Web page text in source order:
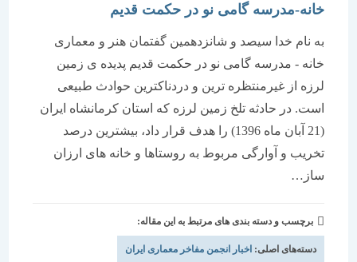
خانه-مدرسه گامی نو در حکمت قدیم
به نام خدا سیصد و شانزدهمین گفتمان هنر و معماری
خانه - مدرسه گامی نو در حکمت قدیم پدیده ی زمین
لرزه از غیرمنتظره ترین و دردناکترین حوادث طبیعی
است. در حادثه تلخ زمین لرزه که استان کرمانشاه ایران
(21 آبان ماه 1396) را هدف قرار داد، بیشترین درصد
تخریب و آوارگی مربوط به روستاها و خانه های ارزان
ساز…
برچسب و دسته بندی های مرتبط به این مقاله:
دسته‌های اصلی:اخبار انجمن مفاخر معماری ایران